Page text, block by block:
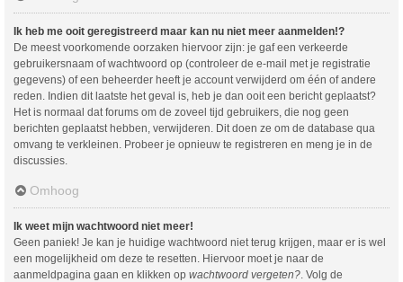
Ik heb me ooit geregistreerd maar kan nu niet meer aanmelden!?
De meest voorkomende oorzaken hiervoor zijn: je gaf een verkeerde
gebruikersnaam of wachtwoord op (controleer de e-mail met je registratie
gegevens) of een beheerder heeft je account verwijderd om één of andere
reden. Indien dit laatste het geval is, heb je dan ooit een bericht geplaatst?
Het is normaal dat forums om de zoveel tijd gebruikers, die nog geen
berichten geplaatst hebben, verwijderen. Dit doen ze om de database qua
omvang te verkleinen. Probeer je opnieuw te registreren en meng je in de
discussies.
Omhoog
Ik weet mijn wachtwoord niet meer!
Geen paniek! Je kan je huidige wachtwoord niet terug krijgen, maar er is wel
een mogelijkheid om deze te resetten. Hiervoor moet je naar de
aanmeldpagina gaan en klikken op wachtwoord vergeten? . Volg de